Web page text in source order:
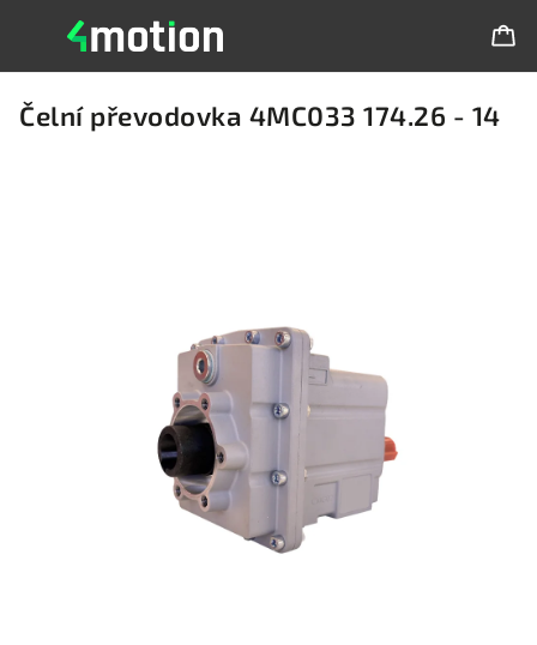
Čelní převodovka 4MC033 174.26 - 14